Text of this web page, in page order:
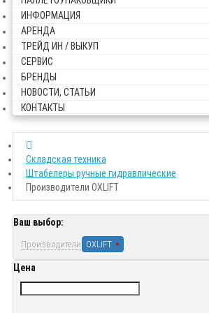
ИНФОРМАЦИЯ
АРЕНДА
ТРЕЙД ИН / ВЫКУП
СЕРВИС
БРЕНДЫ
НОВОСТИ, СТАТЬИ
КОНТАКТЫ
Складская техника
Штабелеры ручные гидравлические
Производители OXLIFT
Ваш выбор:
Производители OXLIFT
Цена